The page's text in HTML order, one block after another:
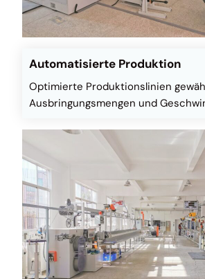
Automatisierte Produktion
Optimierte Produktionslinien
Ausbringungsmengen und